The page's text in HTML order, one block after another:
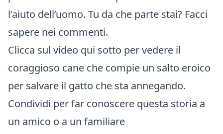
l’aiuto dell’uomo. Tu da che parte stai? Facci
sapere nei commenti.
Clicca sul video qui sotto per vedere il
coraggioso cane che compie un salto eroico
per salvare il gatto che sta annegando.
Condividi per far conoscere questa storia a
un amico o a un familiare